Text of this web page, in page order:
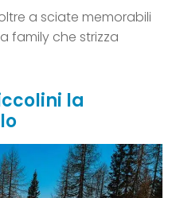
a sciate memorabili
family che strizza
la